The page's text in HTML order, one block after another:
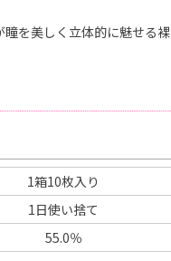
を美しく立体的に魅せる裸
1箱10枚入り
1日使い捨て
55.0％